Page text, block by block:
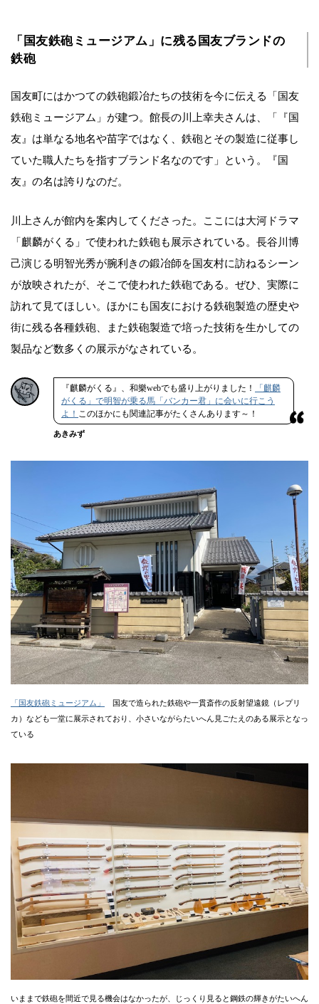
「国友鉄砲ミュージアム」に残る国友ブランドの
鉄砲
国友町にはかつての鉄砲鍛冶たちの技術を今に伝える「国友
鉄砲ミュージアム」が建つ。館長の川上幸夫さんは、「『国
友』は単なる地名や苗字ではなく、鉄砲とその製造に従事し
ていた職人たちを指すブランド名なのです」という。『国
友』の名は誇りなのだ。
川上さんが館内を案内してくださった。ここには大河ドラマ
「麒麟がくる」で使われた鉄砲も展示されている。長谷川博
己演じる明智光秀が腕利きの鍛冶師を国友村に訪ねるシーン
が放映されたが、そこで使われた鉄砲である。ぜひ、実際に
訪れて見てほしい。ほかにも国友における鉄砲製造の歴史や
街に残る各種鉄砲、また鉄砲製造で培った技術を生かしての
製品など数多くの展示がなされている。
『麒麟がくる』、和樂webでも盛り上がりました！
「麒麟
がくる」で明智が乗る馬「バンカー君」に会いに行こう
よ！ このほかにも関連記事がたくさんあります～！
あきみず
「国友鉄砲ミュージアム」
国友で造られた鉄砲や一貫斎作の反射望遠鏡（レプリ
カ）なども一堂に展示されており、小さいながらたいへん見ごたえのある展示となっ
ている
いままで鉄砲を間近で見る機会はなかったが、じっくり見ると鋼鉄の輝きがたいへん